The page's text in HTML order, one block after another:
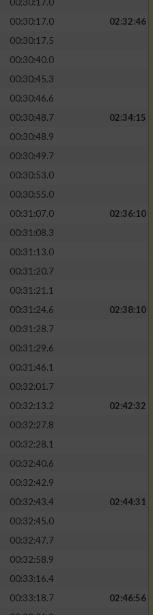
00:30:17.0
02:32:46
00:30:17.5
00:30:40.0
00:30:45.3
00:30:46.6
00:30:48.7
02:34:15
00:30:48.9
00:30:49.7
00:30:53.0
00:30:55.0
00:31:07.0
02:36:10
00:31:08.3
00:31:13.0
00:31:20.7
00:31:21.1
00:31:24.6
02:38:10
00:31:28.7
00:31:29.6
00:31:46.1
00:32:01.7
00:32:13.2
02:42:32
00:32:27.8
00:32:28.1
00:32:40.6
00:32:42.9
00:32:43.4
02:44:31
00:32:45.0
00:32:47.7
00:32:58.9
00:33:16.4
00:33:18.7
02:46:56